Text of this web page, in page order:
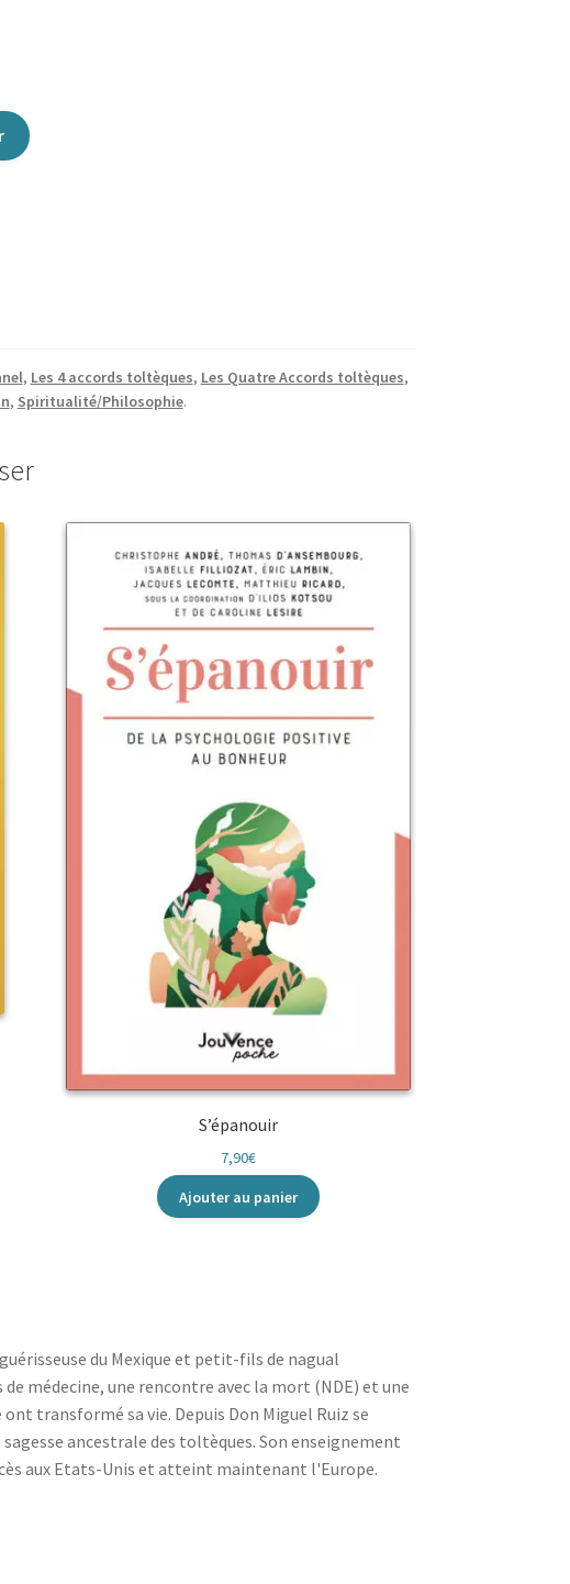
, Les 4 accords toltèques, Les Quatre Accords toltèques,
, Spiritualité/Philosophie.
S’épanouir
7,90€
Ajouter au panier
du Mexique et petit-fils de nagual
de médecine, une rencontre avec la mort (NDE) et une
transformé sa vie. Depuis Don Miguel Ruiz se
ancestrale des toltèques. Son enseignement
aux Etats-Unis et atteint maintenant l'Europe.